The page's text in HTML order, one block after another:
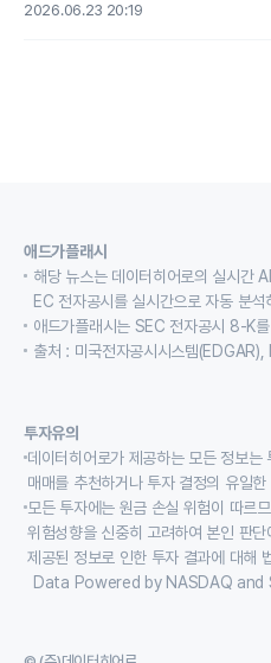
2026.06.23 20:19
애드가플래시
해당 뉴스는 데이터히어로의 실시간
EC 전자공시를 실시간으로 자동 분석
애드가플래시는 SEC 전자공시 8-K
출처 : 미국전자공시시스템
투자유의
데이터히어로가 제공하는 모든 정보는
매매를 추천하거나 투자 결정의 유일
모든 투자에는 원금 손실 위험이 따르
위험성향을 신중히 고려하여 본인 판
제공된 정보로 인한 투자 결과에 대해
Data Powered by NASDAQ and